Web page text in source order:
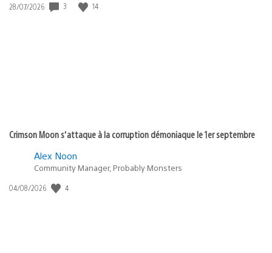
Date
28/07/2026 3 14
Crimson Moon s’attaque à la corruption démoniaque le 1er septembre
Alex Noon
Community Manager, Probably Monsters
Date
04/08/2026 4